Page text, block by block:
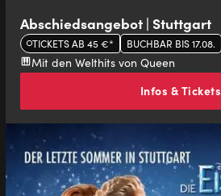
Abschiedsangebot | Stuttgart
TICKETS AB 45 €* BUCHBAR BIS 17.08.
Mit den Welthits von Queen
Infos & Tickets